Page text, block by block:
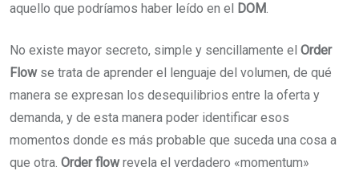
aquello que podríamos haber leído en el DOM.
No existe mayor secreto, simple y sencillamente el Order
Flowse trata de aprender el lenguaje del volumen, de qué
manera se expresan los desequilibrios entre la oferta y
demanda, y de esta manera poder identificar esos
momentos donde es más probable que suceda una cosa a
que otra. Order flowrevela el verdadero «momentum»